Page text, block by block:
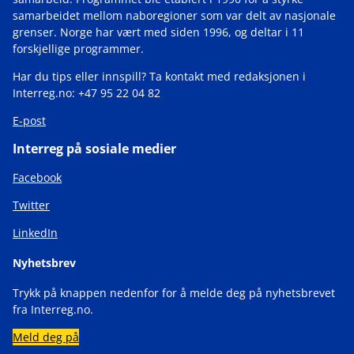
samarbeidet mellom naboregioner som var delt av nasjonale
grenser. Norge har vært med siden 1996, og deltar i 11
forskjellige programmer.
Har du tips eller innspill? Ta kontakt med redaksjonen i
Interreg.no: +47 95 22 04 82
E-post
Interreg på sosiale medier
Facebook
Twitter
LinkedIn
Nyhetsbrev
Trykk på knappen nedenfor for å melde deg på nyhetsbrevet
fra Interreg.no.
Meld deg på